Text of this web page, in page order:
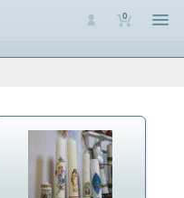
0
Auswahl
Themen
Arbeit
Architektur
Assoziative Themen